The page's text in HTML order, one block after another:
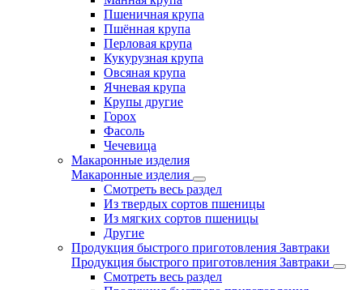
Пшеничная крупа
Пшённая крупа
Перловая крупа
Кукурузная крупа
Овсяная крупа
Ячневая крупа
Крупы другие
Горох
Фасоль
Чечевица
Макаронные изделия
Макаронные изделия
Смотреть весь раздел
Из твердых сортов пшеницы
Из мягких сортов пшеницы
Другие
Продукция быстрого приготовления Завтраки
Продукция быстрого приготовления Завтраки
Смотреть весь раздел